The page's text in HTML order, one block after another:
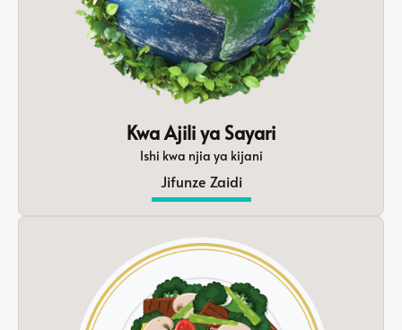
Kwa Ajili ya Sayari
Ishi kwa njia ya kijani
Jifunze Zaidi